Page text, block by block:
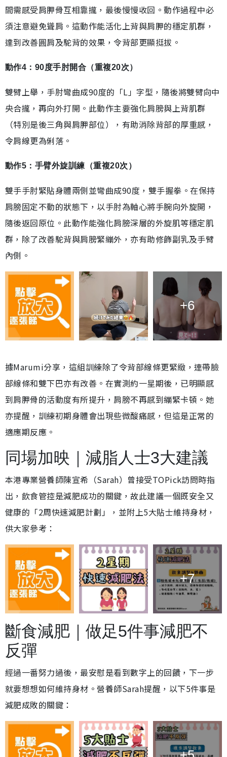
間需感受肩胛骨互相靠攏，最後慢慢收回。動作過程中必
須注意避免聳肩。這動作能活化上背與肩胛的穩定肌群，
達到改善圓肩及駝背的效果，令背部更顯挺拔。
動作4：90度手肘開合（重複20次）
雙臂上舉，手肘彎曲成90度的「L」字型，隨後將雙臂向中
央合攏，再向外打開。此動作主要強化肩膀與上背肌群
（特別是後三角與肩胛部位），有助消除背部的厚重感，
令肩線更為俐落。
動作5：手臂外旋訓練（重複20次）
雙手手肘緊貼身體兩側並彎曲成90度，雙手握拳。在保持
肩膀固定不動的狀態下，以手肘為軸心將手腕向外旋開，
隨後返回原位。此動作能強化肩膀深層的外旋肌等穩定肌
群，除了改善駝背與肩膀緊繃外，亦有助修飾副乳及手臂
內側。
+6
據Marumi分享，這組訓練除了令背部線條更緊緻，連帶臉
部線條和雙下巴亦有改善。在實測約一星期後，已明顯感
到肩胛骨的活動度有所提升，肩膀不再感到繃緊卡頓。她
亦提醒，訓練初期身體會出現些微酸痛感，但這是正常的
適應期反應。
同場加映｜減脂人士3大建議
本港專業營養師陳宣希（Sarah）曾接受TOPick訪問時指
出，飲食管控是減肥成功的關鍵，故此建議一個既安全又
健康的「2周快速減肥計劃」，並附上5大貼士維持身材，
供大家參考：
+7
斷食減肥｜做足5件事減肥不
反彈
經過一番努力過後，最安慰是看到數字上的回饋，下一步
就要想想如何維持身材。營養師Sarah提醒，以下5件事是
減肥成敗的關鍵：